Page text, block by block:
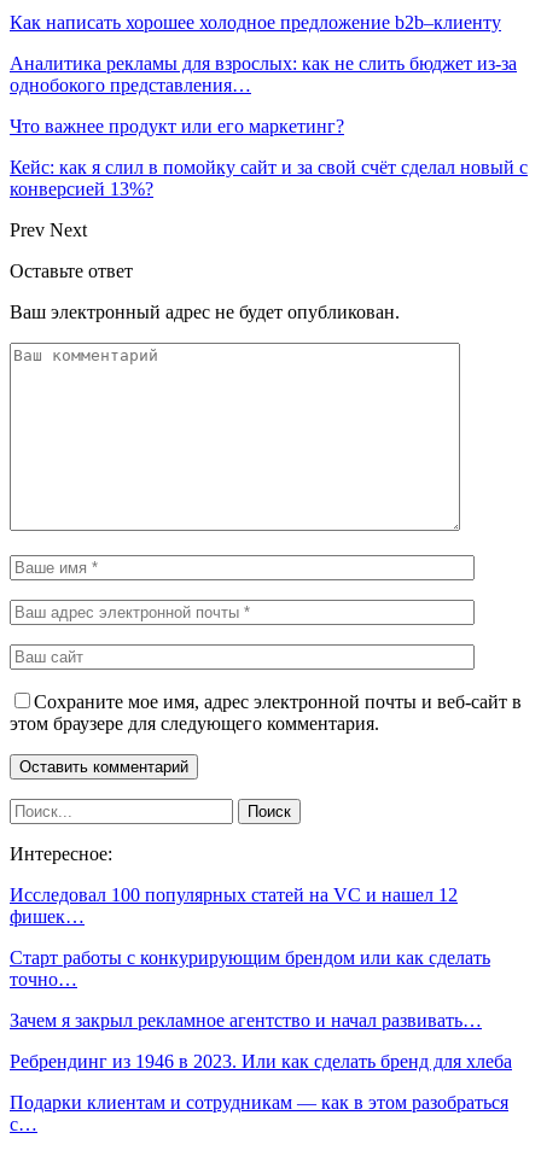
Как написать хорошее холодное предложение b2b–клиенту
Аналитика рекламы для взрослых: как не слить бюджет из-за
однобокого представления…
Что важнее продукт или его маркетинг?
Кейс: как я слил в помойку сайт и за свой счёт сделал новый с
конверсией 13%?
Prev Next
Оставьте ответ
Ваш электронный адрес не будет опубликован.
Сохраните мое имя, адрес электронной почты и веб-сайт в
этом браузере для следующего комментария.
Интересное:
Исследовал 100 популярных статей на VC и нашел 12
фишек…
Старт работы с конкурирующим брендом или как сделать
точно…
Зачем я закрыл рекламное агентство и начал развивать…
Ребрендинг из 1946 в 2023. Или как сделать бренд для хлеба
Подарки клиентам и сотрудникам — как в этом разобраться
с…